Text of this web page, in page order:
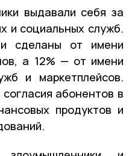
выдавали себя за
и социальных служб.
сделаны от имени
а 12% — от имени
и маркетплейсов.
абонентов в
продуктов и